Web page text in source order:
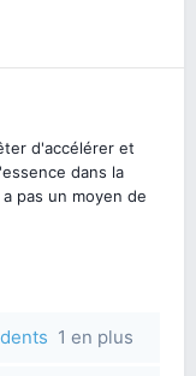
d'accélérer et
dans la
pas un moyen de
1 en plus